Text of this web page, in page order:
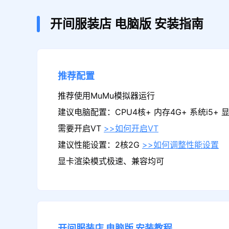
开间服装店 电脑版 安装指南
推荐配置
推荐使用MuMu模拟器运行
建议电脑配置：CPU4核+ 内存4G+ 系统i5+
需要开启VT >>如何开启VT
建议性能设置：2核2G >>如何调整性能设置
显卡渲染模式极速、兼容均可